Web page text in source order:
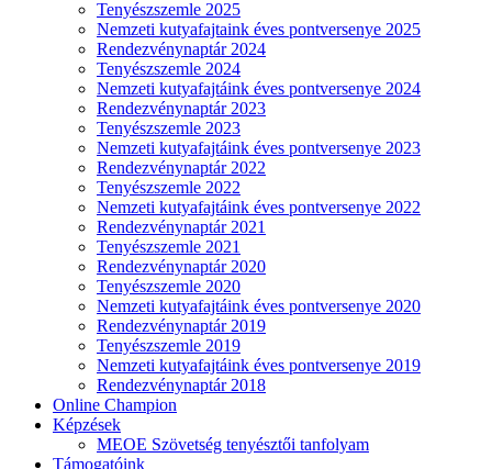
Tenyészszemle 2025
Nemzeti kutyafajtaink éves pontversenye 2025
Rendezvénynaptár 2024
Tenyészszemle 2024
Nemzeti kutyafajtáink éves pontversenye 2024
Rendezvénynaptár 2023
Tenyészszemle 2023
Nemzeti kutyafajtáink éves pontversenye 2023
Rendezvénynaptár 2022
Tenyészszemle 2022
Nemzeti kutyafajtáink éves pontversenye 2022
Rendezvénynaptár 2021
Tenyészszemle 2021
Rendezvénynaptár 2020
Tenyészszemle 2020
Nemzeti kutyafajtáink éves pontversenye 2020
Rendezvénynaptár 2019
Tenyészszemle 2019
Nemzeti kutyafajtáink éves pontversenye 2019
Rendezvénynaptár 2018
Online Champion
Képzések
MEOE Szövetség tenyésztői tanfolyam
Támogatóink